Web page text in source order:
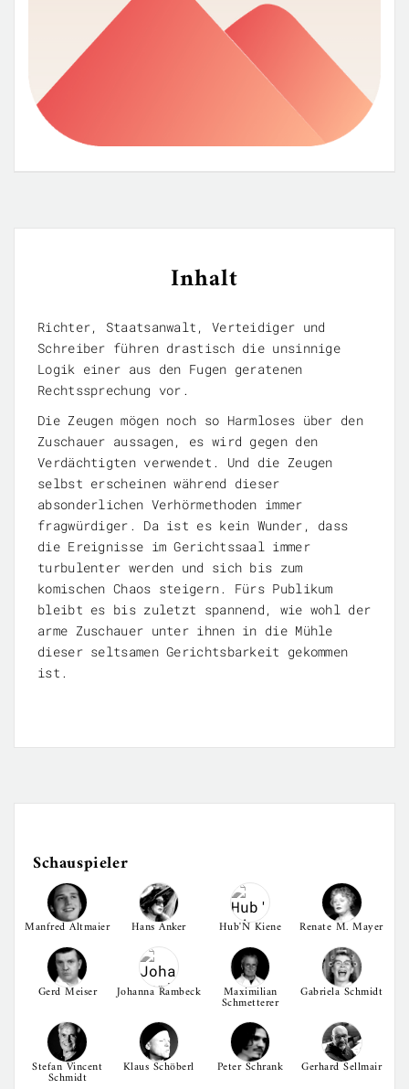
Inhalt
Richter, Staatsanwalt, Verteidiger und
Schreiber führen drastisch die unsinnige
Logik einer aus den Fugen geratenen
Rechtssprechung vor.
Die Zeugen mögen noch so Harmloses über den
Zuschauer aussagen, es wird gegen den
Verdächtigten verwendet. Und die Zeugen
selbst erscheinen während dieser
absonderlichen Verhörmethoden immer
fragwürdiger. Da ist es kein Wunder, dass
die Ereignisse im Gerichtssaal immer
turbulenter werden und sich bis zum
komischen Chaos steigern. Fürs Publikum
bleibt es bis zuletzt spannend, wie wohl der
arme Zuschauer unter ihnen in die Mühle
dieser seltsamen Gerichtsbarkeit gekommen
ist.
Schauspieler
Manfred Altmaier Hans Anker Hub'N Kiene Renate M. Mayer
Gerd Meiser Johanna Rambeck Maximilian
Schmetterer
Gabriela Schmidt
Stefan Vincent
Schmidt
Klaus Schöberl Peter Schrank Gerhard Sellmair